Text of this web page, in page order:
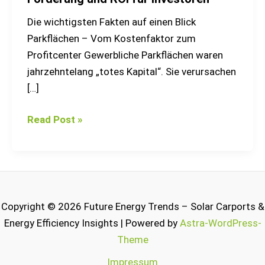
Die wichtigsten Fakten auf einen Blick
Parkflächen – Vom Kostenfaktor zum
Profitcenter Gewerbliche Parkflächen waren
jahrzehntelang „totes Kapital“. Sie verursachen
[…]
Investoren
Read Post »
Copyright © 2026 Future Energy Trends – Solar Carports &
Energy Efficiency Insights | Powered by Astra-WordPress-
Theme
Impressum